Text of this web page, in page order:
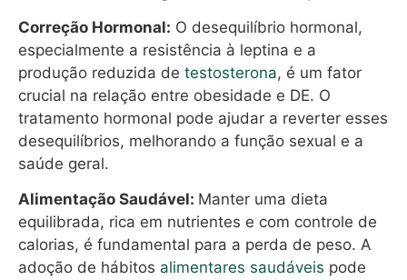
Correção Hormonal: O desequilíbrio hormonal,
especialmente a resistência à leptina e a
produção reduzida de testosterona, é um fator
crucial na relação entre obesidade e DE. O
tratamento hormonal pode ajudar a reverter esses
desequilíbrios, melhorando a função sexual e a
saúde geral.
Alimentação Saudável: Manter uma dieta
equilibrada, rica em nutrientes e com controle de
calorias, é fundamental para a perda de peso. A
adoção de hábitos alimentares saudáveis pode